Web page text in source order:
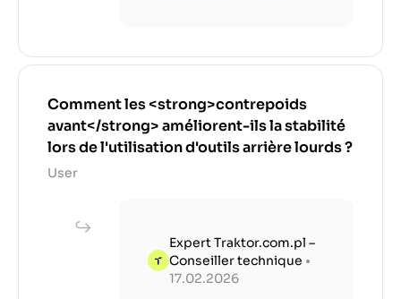
Comment les <strong>contrepoids
avant</strong> améliorent-ils la stabilité
lors de l'utilisation d'outils arrière lourds ?
User
Expert Traktor.com.pl –
Conseiller technique •
17.02.2026